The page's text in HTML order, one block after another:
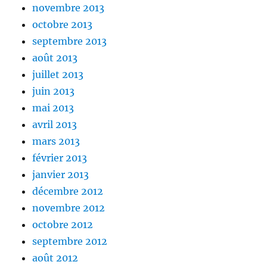
novembre 2013
octobre 2013
septembre 2013
août 2013
juillet 2013
juin 2013
mai 2013
avril 2013
mars 2013
février 2013
janvier 2013
décembre 2012
novembre 2012
octobre 2012
septembre 2012
août 2012